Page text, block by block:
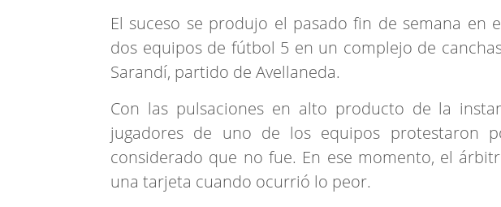
El suceso se produjo el pasado fin de semana en
dos equipos de fútbol 5 en un complejo de
Sarandí, partido de Avellaneda.
Con las pulsaciones en alto producto de la
jugadores de uno de los equipos protestaron
considerado que no fue. En ese momento, el
una tarjeta cuando ocurrió lo peor.